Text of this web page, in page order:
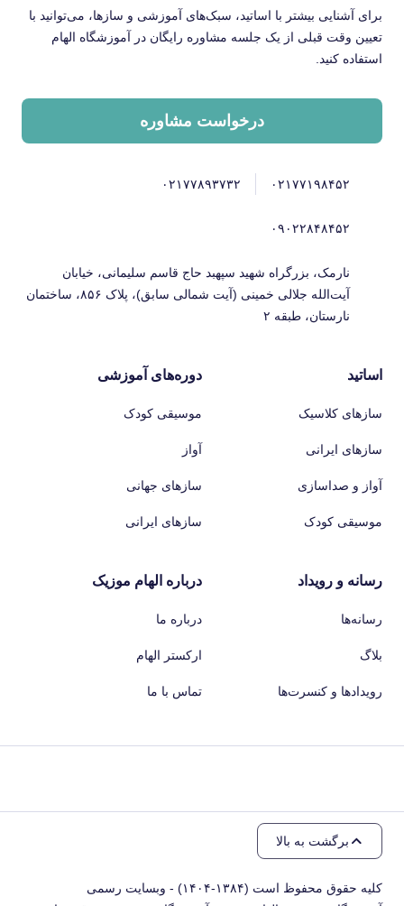
برای آشنایی بیشتر با اساتید، سبک‌های آموزشی و سازها، می‌توانید با
تعیین وقت قبلی از یک جلسه مشاوره رایگان در آموزشگاه الهام
استفاده کنید.
درخواست مشاوره
۰۲۱۷۷۱۹۸۴۵۲ ۰۲۱۷۷۸۹۳۷۳۲
۰۹۰۲۲۸۴۸۴۵۲
نارمک، بزرگراه شهید سپهبد حاج قاسم سلیمانی، خیابان
آیت‌الله جلالی خمینی (آیت شمالی سابق)، پلاک ۸۵۶، ساختمان
نارستان، طبقه ۲
اساتید
سازهای کلاسیک
سازهای ایرانی
آواز و صداسازی
موسیقی کودک
دوره‌های آموزشی
موسیقی کودک
آواز
سازهای جهانی
سازهای ایرانی
رسانه و رویداد
رسانه‌ها
بلاگ
رویدادها و کنسرت‌ها
درباره الهام موزیک
درباره ما
ارکستر الهام
تماس با ما
برگشت به بالا
کلیه حقوق محفوظ است (۱۳۸۴-۱۴۰۴) - وبسایت رسمی